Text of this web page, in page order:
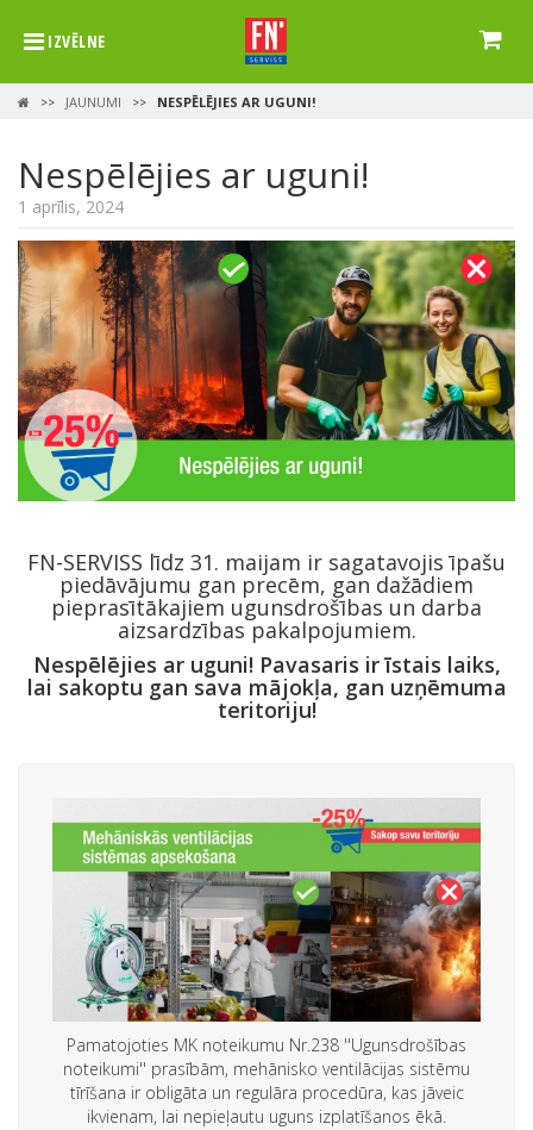
IZVĒLNE
>> JAUNUMI >> NESPĒLĒJIES AR UGUNI!
Nespēlējies ar uguni!
1 aprīlis, 2024
FN-SERVISS līdz 31. maijam ir sagatavojis īpašu
piedāvājumu gan precēm, gan dažādiem
pieprasītākajiem ugunsdrošības un darba
aizsardzības pakalpojumiem.
Nespēlējies ar uguni! Pavasaris ir īstais laiks,
lai sakoptu gan sava mājokļa, gan uzņēmuma
teritoriju!
Pamatojoties MK noteikumu Nr.238 ''Ugunsdrošības
noteikumi'' prasībām, mehānisko ventilācijas sistēmu
tīrīšana ir obligāta un regulāra procedūra, kas jāveic
ikvienam, lai nepieļautu uguns izplatīšanos ēkā.